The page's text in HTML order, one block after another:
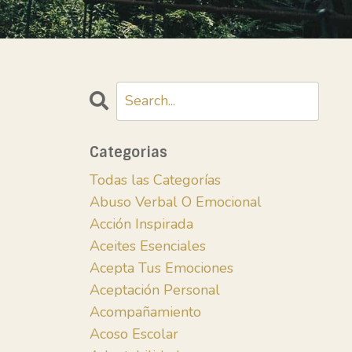
Categorias
Todas las Categorías
Abuso Verbal O Emocional
Acción Inspirada
Aceites Esenciales
Acepta Tus Emociones
Aceptación Personal
Acompañamiento
Acoso Escolar